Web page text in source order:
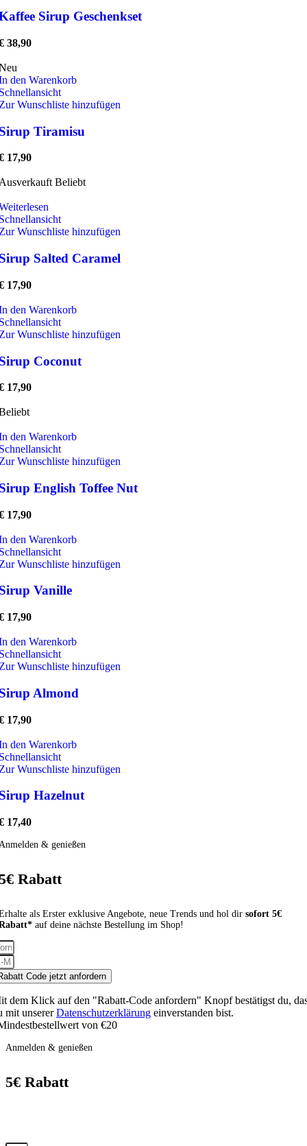
Sirup Geschenkset
38,90
den Warenkorb
Wunschliste hinzufügen
Tiramisu
17,90
Beliebt
Wunschliste hinzufügen
Salted Caramel
17,90
den Warenkorb
Wunschliste hinzufügen
Coconut
17,90
den Warenkorb
Wunschliste hinzufügen
English Toffee Nut
17,90
den Warenkorb
Wunschliste hinzufügen
Vanille
17,90
den Warenkorb
Wunschliste hinzufügen
Almond
17,90
den Warenkorb
Wunschliste hinzufügen
Hazelnut
17,40
& genießen
Rabatt
als Erster exklusive Angebote, neue Trends und hol dir sofort 5€
auf deine nächste Bestellung im Shop!
Code jetzt anfordern
dem Klick auf den "Rabatt-Code anfordern" Knopf bestätigst du,
mit unsererDatenschutzerklärung einverstanden bist.
von €20
Anmelden & genießen
5€ Rabatt